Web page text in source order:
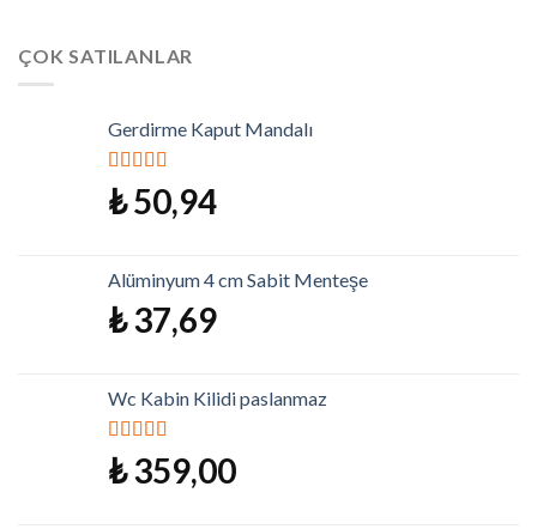
ÇOK SATILANLAR
Gerdirme Kaput Mandalı
5 üzerinden
5.00oy aldı
₺50,94
Alüminyum 4 cm Sabit Menteşe
₺37,69
Wc Kabin Kilidi paslanmaz
5 üzerinden
5.00oy aldı
₺359,00